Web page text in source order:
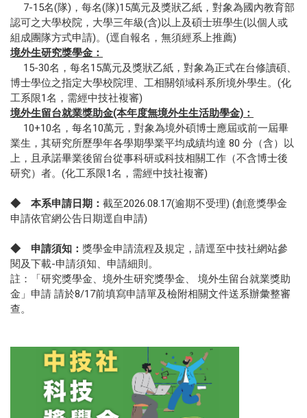
7-15名(隊)，每名(隊)15萬元及獎狀乙紙，對象為國內教育部
認可之大學校院，大學三年級(含)以上及碩士班學生(以個人或
組成團隊方式申請)。(逕自報名，無須經系上推薦)
境外生研究獎學金：
15-30名，每名15萬元及獎狀乙紙，對象為正式在台修讀碩、
博士學位之指定大學校院理、工相關領域科系所境外學生。(化
工系限1名，需經中技社複審)
境外生留台就業獎助金(本年度無境外生生活助學金)：
10+10名，每名10萬元，對象為境外碩博士應屆或前一屆畢
業生，其研究所歷學年各學期學業平均成績均達 80 分（含）以
上，且承諾畢業後留台從事科研或科技相關工作（不含博士後
研究）者。(化工系限1名，需經中技社複審)
◆ 本系申請日期： 截至2026.08.17(逾期不受理) (創意獎學金
申請依官網公告日期逕自申請)
◆ 申請須知： 獎學金申請流程及規定，請逕至中技社網站參
閱及下載-申請須知、申請細則。
註：「研究獎學金、境外生研究獎學金、 境外生留台就業獎助
金」申請 請於8/17前填寫申請單及檢附相關文件送系辦彙整審
查。